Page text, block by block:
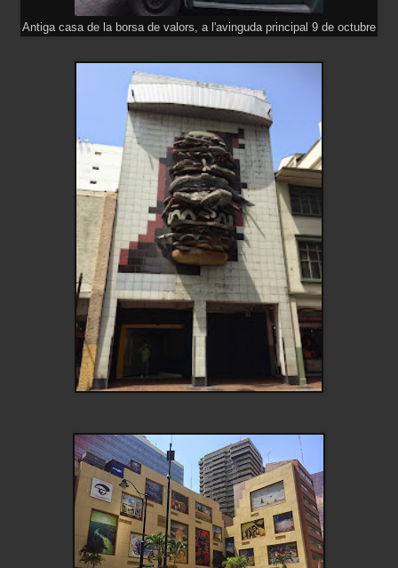
Antiga casa de la borsa de valors, a l'avinguda principal 9 de octubre